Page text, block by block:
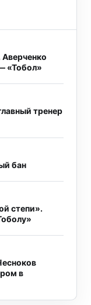
«Тобол»
тренер
бан
степи».
в